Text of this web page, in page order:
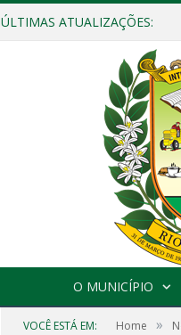
ÚLTIMAS ATUALIZAÇÕES:
O MUNICÍPIO
VOCÊ ESTÁ EM: Home »